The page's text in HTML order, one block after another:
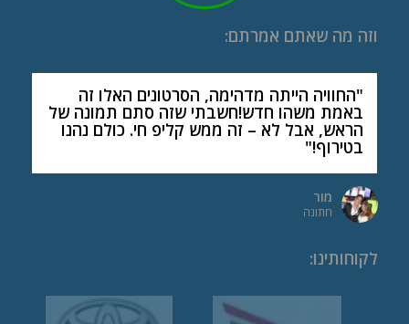
וזה מה שאתם אמרתם:
"החוויה הייתה מדהימה, הסרטונים האלו זה
באמת משהו חדש!חשבתי שזה סתם תמונה של
הראש, אבל לא – זה ממש קליפ חי. כולם נהנו
בטירוף!"
מור
חתונה
לקוחותינו: